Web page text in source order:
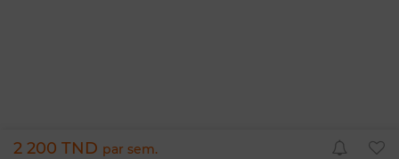
2 200 TND par sem.